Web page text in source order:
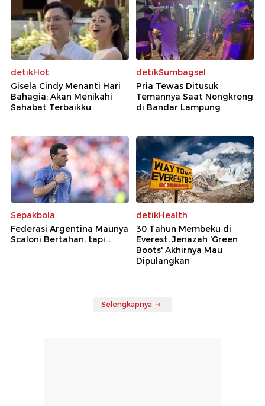
detikHot
Gisela Cindy Menanti Hari
Bahagia: Akan Menikahi
Sahabat Terbaikku
detikSumbagsel
Pria Tewas Ditusuk
Temannya Saat Nongkrong
di Bandar Lampung
Sepakbola
Federasi Argentina Maunya
Scaloni Bertahan, tapi...
detikHealth
30 Tahun Membeku di
Everest, Jenazah 'Green
Boots' Akhirnya Mau
Dipulangkan
Selengkapnya